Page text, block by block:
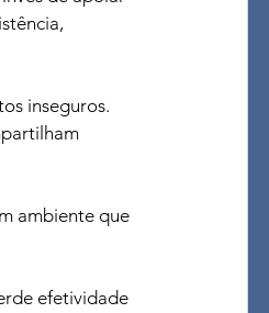
inseguros.
ambiente que
efetividade